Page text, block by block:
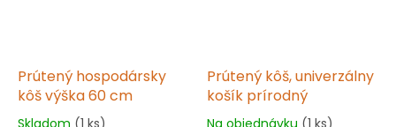
Prútený hospodársky
kôš výška 60 cm
Prútený kôš, univerzálny
košík prírodný